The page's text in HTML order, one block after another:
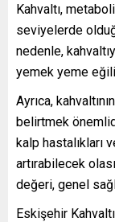
Kahvaltı,
seviyelerde
nedenle,
yemek yeme
Ayrıca,
belirtmek
kalp hastalıkları
artırabilecek
değeri, genel
Eskişehir